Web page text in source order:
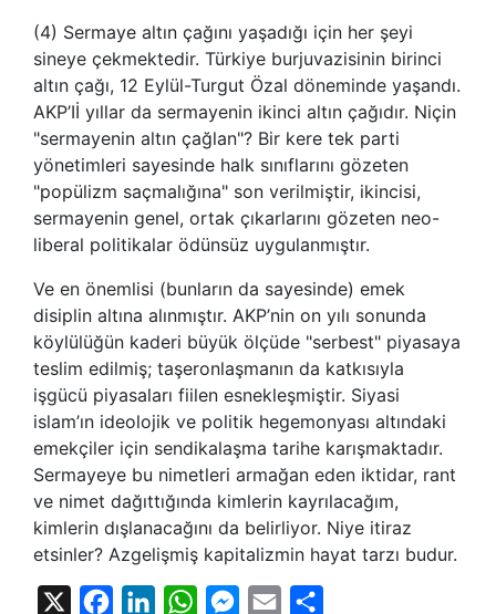
(4) Sermaye altın çağını yaşadığı için her şeyi
sineye çekmektedir. Türkiye burjuvazisinin birinci
altın çağı, 12 Eylül-Turgut Özal döneminde yaşandı.
AKP’Iİ yıllar da sermayenin ikinci altın çağıdır. Niçin
"sermayenin altın çağlan"? Bir kere tek parti
yönetimleri sayesinde halk sınıflarını gözeten
"popülizm saçmalığına" son verilmiştir, ikincisi,
sermayenin genel, ortak çıkarlarını gözeten neo-
liberal politikalar ödünsüz uygulanmıştır.
Ve en önemlisi (bunların da sayesinde) emek
disiplin altına alınmıştır. AKP’nin on yılı sonunda
köylülüğün kaderi büyük ölçüde "serbest" piyasaya
teslim edilmiş; taşeronlaşmanın da katkısıyla
işgücü piyasaları fiilen esnekleşmiştir. Siyasi
islam’ın ideolojik ve politik hegemonyası altındaki
emekçiler için sendikalaşma tarihe karışmaktadır.
Sermayeye bu nimetleri armağan eden iktidar, rant
ve nimet dağıttığında kimlerin kayrılacağım,
kimlerin dışlanacağını da belirliyor. Niye itiraz
etsinler? Azgelişmiş kapitalizmin hayat tarzı budur.
FacebookLinkedInWhatsAppMessenger
Email